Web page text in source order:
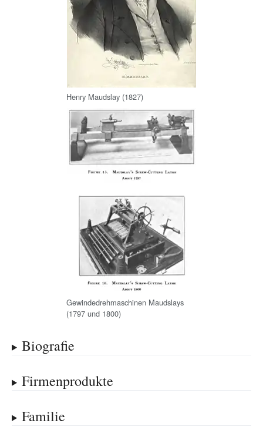
Henry Maudslay (1827)
Gewindedrehmaschinen Maudslays
(1797 und 1800)
Biografie
Firmenprodukte
Familie